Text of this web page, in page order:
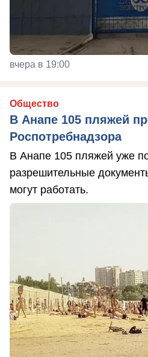
вчера в 19:00
Общество
В Анапе 105 пляжей
Роспотребнадзора
В Анапе 105 пляжей уже
разрешительные
могут работать.